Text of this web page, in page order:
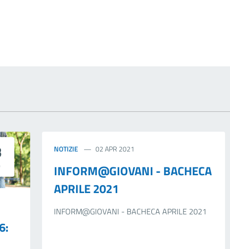
NOTIZIE 02 APR 2021
INFORM@GIOVANI - BACHECA
APRILE 2021
INFORM@GIOVANI - BACHECA APRILE 2021